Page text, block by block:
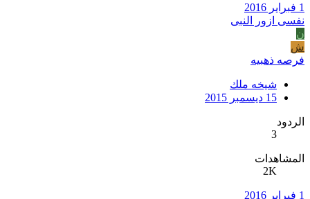
1 فبراير 2016
نفسى ازور النبى
ن
ش
فرصه ذهبيه
شيخه ملك
15 ديسمبر 2015
الردود
3
المشاهدات
2K
1 فبراير 2016